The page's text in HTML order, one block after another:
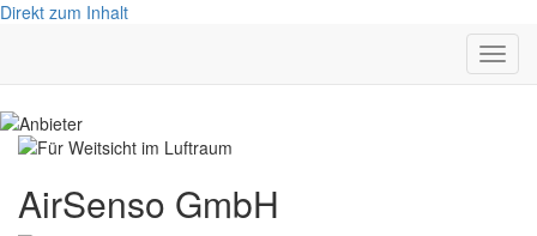
Direkt zum Inhalt
AirSenso GmbH